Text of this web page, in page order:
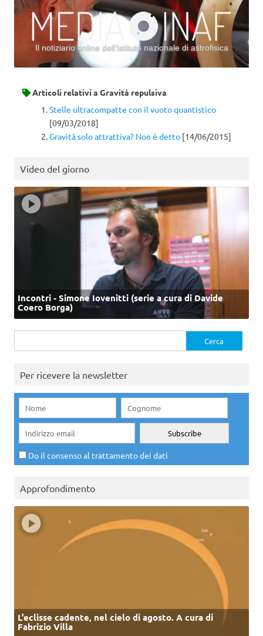
Il notiziario online dell’Istituto nazionale di astrofisica
Articoli relativi a Gravità repulsiva
Stelle ultracompatte con il vuoto quantistico
[09/03/2018]
Gravità solo attrattiva? Non è detto [14/06/2015]
Video del giorno
Incontri - Simone Iovenitti (serie a cura di Davide
Coero Borga)
per:
Per ricevere la newsletter
Do il consenso al trattamento dei dati
Approfondimento
L’eclisse cadente, nel cielo di agosto. A cura di
Fabrizio Villa